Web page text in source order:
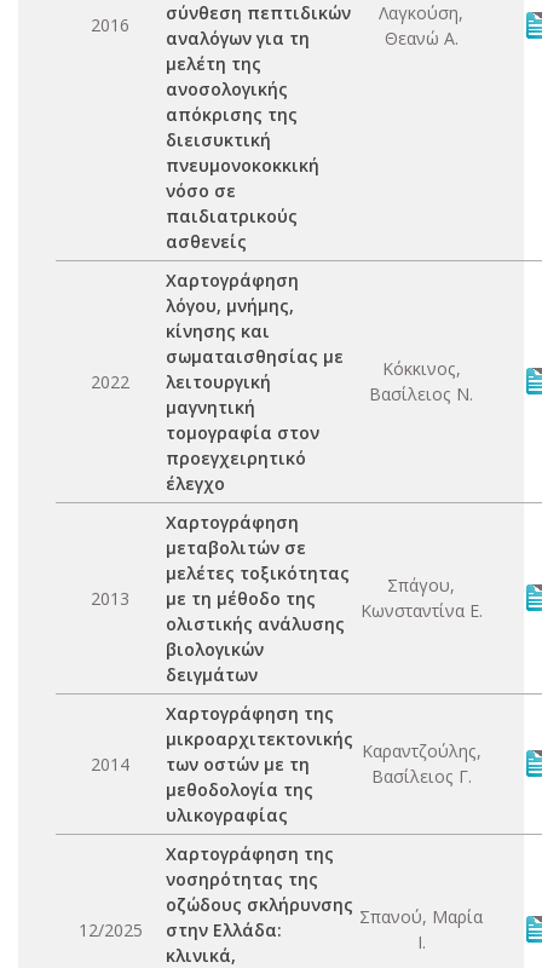
2016
σύνθεση πεπτιδικών
αναλόγων για τη
μελέτη της
ανοσολογικής
απόκρισης της
διεισυκτική
πνευμονοκοκκική
νόσο σε
παιδιατρικούς
ασθενείς
Λαγκούση,
Θεανώ Α.
2022
Χαρτογράφηση
λόγου, μνήμης,
κίνησης και
σωματαισθησίας με
λειτουργική
μαγνητική
τομογραφία στον
προεγχειρητικό
έλεγχο
Κόκκινος,
Βασίλειος Ν.
2013
Χαρτογράφηση
μεταβολιτών σε
μελέτες τοξικότητας
με τη μέθοδο της
ολιστικής ανάλυσης
βιολογικών
δειγμάτων
Σπάγου,
Κωνσταντίνα Ε.
2014
Χαρτογράφηση της
μικροαρχιτεκτονικής
των οστών με τη
μεθοδολογία της
υλικογραφίας
Καραντζούλης,
Βασίλειος Γ.
12/2025
Χαρτογράφηση της
νοσηρότητας της
οζώδους σκλήρυνσης
στην Ελλάδα:
κλινικά,
Σπανού, Μαρία
Ι.